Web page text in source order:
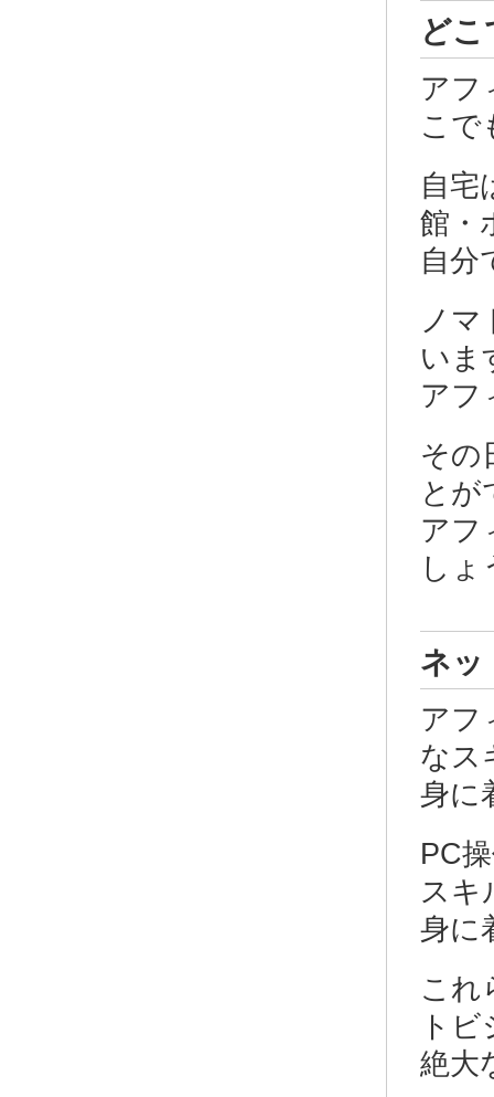
ど
アフ
こで
自宅
館・
自分
ノマ
いま
アフ
その
とが
アフ
しょ
ネッ
アフ
なス
身に
PC
スキ
身に
これ
ト
絶大